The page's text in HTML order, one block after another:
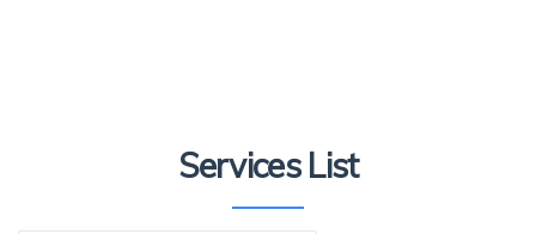
Services List